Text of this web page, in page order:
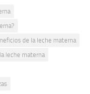
de la leche materna
leche materna